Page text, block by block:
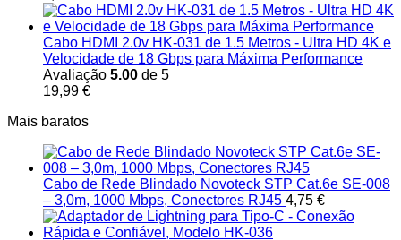
Cabo HDMI 2.0v HK-031 de 1.5 Metros - Ultra HD 4K e
Velocidade de 18 Gbps para Máxima Performance
Avaliação 5.00 de 5
19,99 €
Mais baratos
Cabo de Rede Blindado Novoteck STP Cat.6e SE-008
– 3,0m, 1000 Mbps, Conectores RJ45 4,75 €